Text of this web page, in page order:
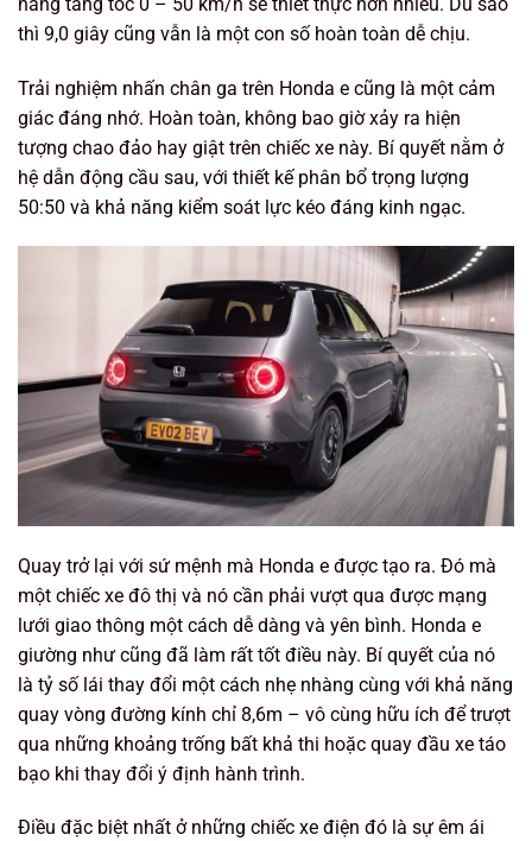
thì 9,0 giây cũng vẫn là một con số hoàn toàn dễ chịu.
Trải nghiệm nhấn chân ga trên Honda e cũng là một cảm
giác đáng nhớ. Hoàn toàn, không bao giờ xảy ra hiện
tượng chao đảo hay giật trên chiếc xe này. Bí quyết nằm ở
hệ dẫn động cầu sau, với thiết kế phân bổ trọng lượng
50:50 và khả năng kiểm soát lực kéo đáng kinh ngạc.
Quay trở lại với sứ mệnh mà Honda e được tạo ra. Đó mà
một chiếc xe đô thị và nó cần phải vượt qua được mạng
lưới giao thông một cách dễ dàng và yên bình. Honda e
giường như cũng đã làm rất tốt điều này. Bí quyết của nó
là tỷ số lái thay đổi một cách nhẹ nhàng cùng với khả năng
quay vòng đường kính chỉ 8,6m – vô cùng hữu ích để trượt
qua những khoảng trống bất khả thi hoặc quay đầu xe táo
bạo khi thay đổi ý định hành trình.
Điều đặc biệt nhất ở những chiếc xe điện đó là sự êm ái